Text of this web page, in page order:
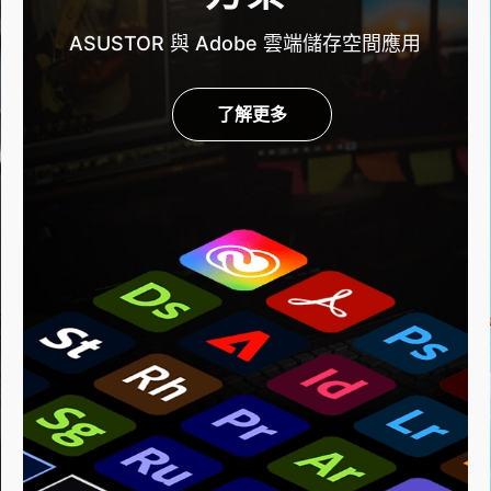
ASUSTOR 與 Adobe 雲端儲存空間應用
了解更多